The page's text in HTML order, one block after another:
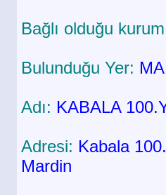
Bağlı olduğu
Bulunduğu Yer:
Adı: KABALA
Adresi: Kabala
Mardin